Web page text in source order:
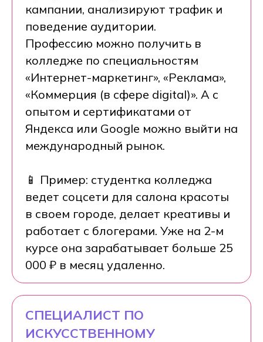
кампании, анализируют трафик и
поведение аудитории.
Профессию можно получить в
колледже по специальностям
«Интернет-маркетинг», «Реклама»,
«Коммерция (в сфере digital)». А с
опытом и сертификатами от
Яндекса или Google можно выйти на
международный рынок.
📱 Пример: студентка колледжа
ведет соцсети для салона красоты
в своем городе, делает креативы и
работает с блогерами. Уже на 2-м
курсе она зарабатывает больше 25
000 ₽ в месяц удаленно.
СПЕЦИАЛИСТ ПО
ИСКУССТВЕННОМУ